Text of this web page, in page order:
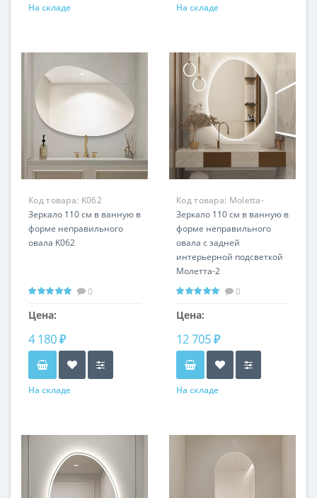
На складе На складе
Код товара: K062
Зеркало 110 см в ванную в
форме неправильного
овала K062
0
Цена:
4 180 ₽
На складе
Код товара: Moletta-
2RS8030
Зеркало 110 см в ванную в
форме неправильного
овала с задней
интерьерной подсветкой
Молетта-2
Любая ширина и высота
0
Цена:
12 705 ₽
На складе